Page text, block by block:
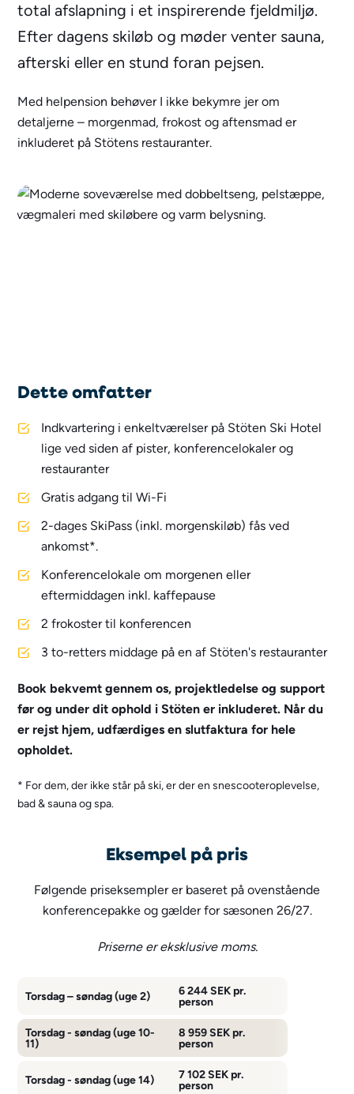
total afslapning i et inspirerende fjeldmiljø.
Efter dagens skiløb og møder venter sauna,
afterski eller en stund foran pejsen.
Med helpension behøver I ikke bekymre jer om
detaljerne – morgenmad, frokost og aftensmad er
inkluderet på Stötens restauranter.
Dette omfatter
Indkvartering i enkeltværelser på Stöten Ski Hotel
lige ved siden af pister, konferencelokaler og
restauranter
Gratis adgang til Wi-Fi
2-dages SkiPass (inkl. morgenskiløb) fås ved
ankomst*.
Konferencelokale om morgenen eller
eftermiddagen inkl. kaffepause
2 frokoster til konferencen
3 to-retters middage på en af Stöten's restauranter
Book bekvemt gennem os, projektledelse og support
før og under dit ophold i Stöten er inkluderet. Når du
er rejst hjem, udfærdiges en slutfaktura for hele
opholdet.
* For dem, der ikke står på ski, er der en snescooteroplevelse,
bad & sauna og spa.
Eksempel på pris
Følgende priseksempler er baseret på ovenstående
konferencepakke og gælder for sæsonen 26/27.
Priserne er eksklusive moms.
Torsdag – søndag (uge 2)
6 244 SEK pr.
person
Torsdag - søndag (uge 10-
11)
8 959 SEK pr.
person
Torsdag - søndag (uge 14)
7 102 SEK pr.
person